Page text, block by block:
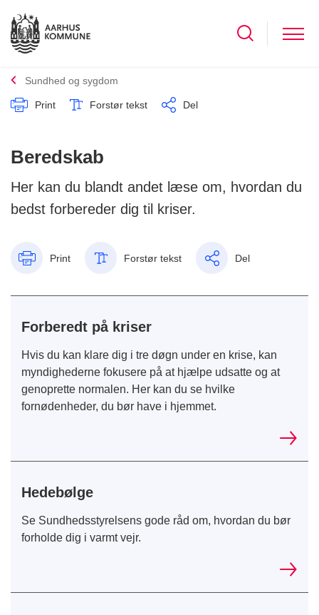
Sundhed og sygdom
Print Forstør tekst Del
Beredskab
Her kan du blandt andet læse om, hvordan du
bedst forbereder dig til kriser.
Print Forstør tekst Del
Forberedt på kriser
Hvis du kan klare dig i tre døgn under en krise, kan
myndighederne fokusere på at hjælpe udsatte og at
genoprette normalen. Her kan du se hvilke
fornødenheder, du bør have i hjemmet.
Hedebølge
Se Sundhedsstyrelsens gode råd om, hvordan du bør
forholde dig i varmt vejr.